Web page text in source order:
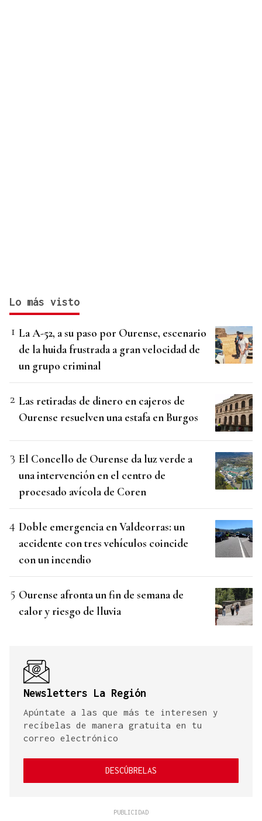
Lo más visto
La A-52, a su paso por Ourense, escenario
de la huida frustrada a gran velocidad de
un grupo criminal
Las retiradas de dinero en cajeros de
Ourense resuelven una estafa en Burgos
El Concello de Ourense da luz verde a
una intervención en el centro de
procesado avícola de Coren
Doble emergencia en Valdeorras: un
accidente con tres vehículos coincide
con un incendio
Ourense afronta un fin de semana de
calor y riesgo de lluvia
Newsletters La Región
Apúntate a las que más te interesen y
recíbelas de manera gratuita en tu
correo electrónico
DESCÚBRELAS